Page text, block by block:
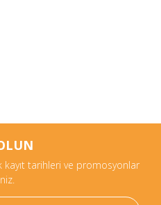
tarihleri ve promosyonlar